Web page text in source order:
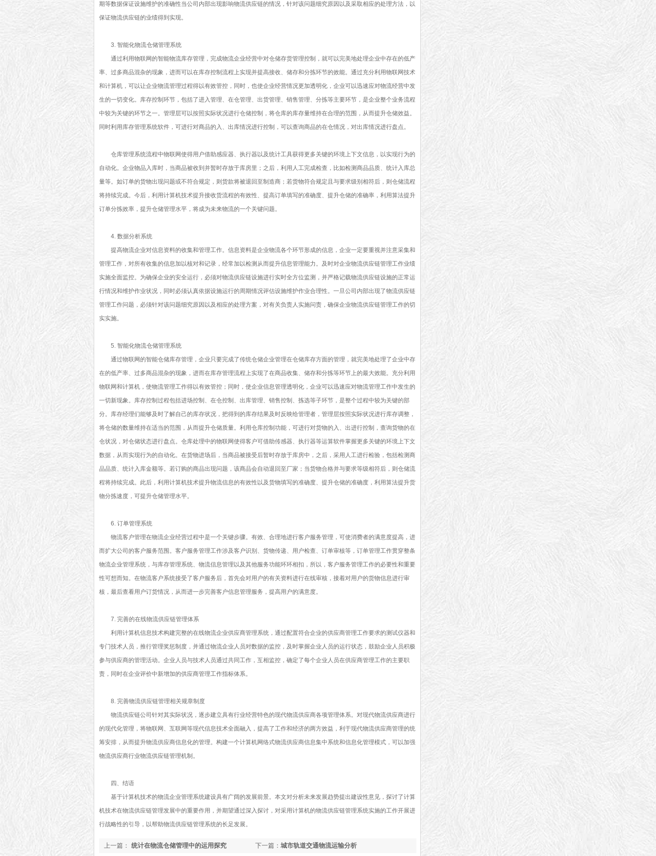
期等数据保证设施维护的准确性当公司内部出现影响物流供应链的情况，针对该问题细究原因以及采取相应的处理方法，以
保证物流供应链的业绩得到实现。
3. 智能化物流仓储管理系统
通过利用物联网的智能物流库存管理，完成物流企业经营中对仓储存货管理控制，就可以完美地处理企业中存在的低产
率、过多商品混杂的现象，进而可以在库存控制流程上实现并提高接收、储存和分拣环节的效能。通过充分利用物联网技术
和计算机，可以让企业物流管理过程得以有效管控，同时，也使企业经营情况更加透明化，企业可以迅速应对物流经营中发
生的一切变化。库存控制环节，包括了进入管理、在仓管理、出货管理、销售管理、分拣等主要环节，是企业整个业务流程
中较为关键的环节之一。管理层可以按照实际状况进行仓储控制，将仓库的库存量维持在合理的范围，从而提升仓储效益。
同时利用库存管理系统软件，可进行对商品的入、出库情况进行控制，可以查询商品的在仓情况，对出库情况进行盘点。
仓库管理系统流程中物联网使得用户借助感应器、执行器以及统计工具获得更多关键的环境上下文信息，以实现行为的
自动化。企业物品入库时，当商品被收到并暂时存放于库房里；之后，利用人工完成检查，比如检测商品品质、统计入库总
量等。如订单的货物出现问题或不符合规定，则货款将被退回至制造商；若货物符合规定且与要求级别相符后，则仓储流程
将持续完成。今后，利用计算机技术提升接收货流程的有效性、提高订单填写的准确度、提升仓储的准确率，利用算法提升
订单分拣效率，提升仓储管理水平，将成为未来物流的一个关键问题。
4. 数据分析系统
提高物流企业对信息资料的收集和管理工作。信息资料是企业物流各个环节形成的信息，企业一定要重视并注意采集和
管理工作，对所有收集的信息加以核对和记录，经常加以检测从而提升信息管理能力。及时对企业物流供应链管理工作业绩
实施全面监控。为确保企业的安全运行，必须对物流供应链设施进行实时全方位监测，并严格记载物流供应链设施的正常运
行情况和维护作业状况，同时必须认真依据设施运行的周期情况评估设施维护作业合理性。一旦公司内部出现了物流供应链
管理工作问题，必须针对该问题细究原因以及相应的处理方案，对有关负责人实施问责，确保企业物流供应链管理工作的切
实实施。
5. 智能化物流仓储管理系统
通过物联网的智能仓储库存管理，企业只要完成了传统仓储企业管理在仓储库存方面的管理，就完美地处理了企业中存
在的低产率、过多商品混杂的现象，进而在库存管理流程上实现了在商品收集、储存和分拣等环节上的最大效能。充分利用
物联网和计算机，使物流管理工作得以有效管控；同时，使企业信息管理透明化，企业可以迅速应对物流管理工作中发生的
一切新现象。库存控制过程包括进场控制、在仓控制、出库管理、销售控制、拣选等子环节，是整个过程中较为关键的部
分。库存经理们能够及时了解自己的库存状况，把得到的库存结果及时反映给管理者，管理层按照实际状况进行库存调整，
将仓储的数量维持在适当的范围，从而提升仓储质量。利用仓库控制功能，可进行对货物的入、出进行控制，查询货物的在
仓状况，对仓储状态进行盘点。仓库处理中的物联网使得客户可借助传感器、执行器等运算软件掌握更多关键的环境上下文
数据，从而实现行为的自动化。在货物进场后，当商品被接受后暂时存放于库房中，之后，采用人工进行检验，包括检测商
品品质、统计入库金额等。若订购的商品出现问题，该商品会自动退回至厂家；当货物合格并与要求等级相符后，则仓储流
程将持续完成。此后，利用计算机技术提升物流信息的有效性以及货物填写的准确度、提升仓储的准确度，利用算法提升货
物分拣速度，可提升仓储管理水平。
6. 订单管理系统
物流客户管理在物流企业经营过程中是一个关键步骤。有效、合理地进行客户服务管理，可使消费者的满意度提高，进
而扩大公司的客户服务范围。客户服务管理工作涉及客户识别、货物传递、用户检查、订单审核等，订单管理工作贯穿整条
物流企业管理系统，与库存管理系统、物流信息管理以及其他服务功能环环相扣，所以，客户服务管理工作的必要性和重要
性可想而知。在物流客户系统接受了客户服务后，首先会对用户的有关资料进行在线审核，接着对用户的货物信息进行审
核，最后查看用户订货情况，从而进一步完善客户信息管理服务，提高用户的满意度。
7. 完善的在线物流供应链管理体系
利用计算机信息技术构建完整的在线物流企业供应商管理系统，通过配置符合企业的供应商管理工作要求的测试仪器和
专门技术人员，推行管理奖惩制度，并通过物流企业人员对数据的监控，及时掌握企业人员的运行状态，鼓励企业人员积极
参与供应商的管理活动。企业人员与技术人员通过共同工作，互相监控，确定了每个企业人员在供应商管理工作的主要职
责，同时在企业评价中新增加的供应商管理工作指标体系。
8. 完善物流供应链管理相关规章制度
物流供应链公司针对其实际状况，逐步建立具有行业经营特色的现代物流供应商各项管理体系。对现代物流供应商进行
的现代化管理，将物联网、互联网等现代信息技术全面融入，提高了工作和经济的两方效益，利于现代物流供应商管理的统
筹安排，从而提升物流供应商信息化的管理。构建一个计算机网络式物流供应商信息集中系统和信息化管理模式，可以加强
物流供应商行业物流供应链管理机制。
四、结语
基于计算机技术的物流企业管理系统建设具有广阔的发展前景。本文对分析未来发展趋势提出建设性意见，探讨了计算
机技术在物流供应链管理发展中的重要作用，并期望通过深入探讨，对采用计算机的物流供应链管理系统实施的工作开展进
行战略性的引导，以帮助物流供应链管理系统的长足发展。
下一篇： 城市轨道交通物流运输分析
上一篇： 统计在物流仓储管理中的运用探究